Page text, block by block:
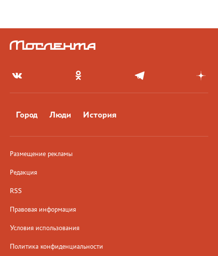
Город Люди История
Размещение рекламы
Редакция
RSS
Правовая информация
Условия использования
Политика конфиденциальности